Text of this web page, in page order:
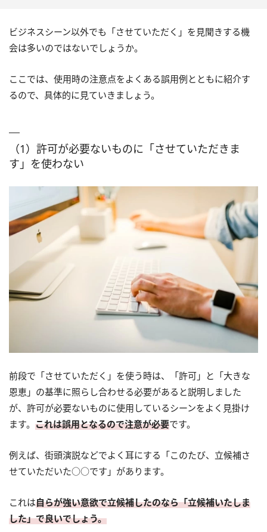
ビジネスシーン以外でも「させていただく」を見聞きする機
会は多いのではないでしょうか。
ここでは、使用時の注意点をよくある誤用例とともに紹介す
るので、具体的に見ていきましょう。
（1）許可が必要ないものに「させていただきま
す」を使わない
前段で「させていただく」を使う時は、「許可」と「大きな
恩恵」の基準に照らし合わせる必要があると説明しました
が、許可が必要ないものに使用しているシーンをよく見掛け
ます。 これは誤用となるので注意が必要です。
例えば、街頭演説などでよく耳にする「このたび、立候補さ
せていただいた○○です」があります。
これは自らが強い意欲で立候補したのなら「立候補いたしま
した」で良いでしょう。